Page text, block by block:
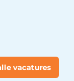
vacatures